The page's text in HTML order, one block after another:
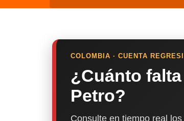
COLOMBIA · CUENTA
¿Cuánto
Petro?
Consulte en tiempo real